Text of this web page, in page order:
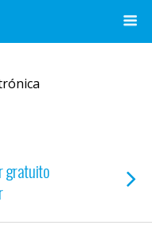
gratuito